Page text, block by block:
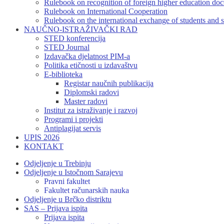
Rulebook on recognition of foreign higher education
Rulebook on International Cooperation
Rulebook on the international exchange of students and
NAUČNO-ISTRAŽIVAČKI RAD
STED konferencija
STED Journal
Izdavačka djelatnost PIM-a
Politika etičnosti u izdavaštvu
E-biblioteka
Registar naučnih publikacija
Diplomski radovi
Master radovi
Institut za istraživanje i razvoj
Programi i projekti
Antiplagijat servis
UPIS 2026
KONTAKT
Odjeljenje u Trebinju
Odjeljenje u Istočnom Sarajevu
Pravni fakultet
Fakultet računarskih nauka
Odjeljenje u Brčko distriktu
SAS – Prijava ispita
Prijava ispita